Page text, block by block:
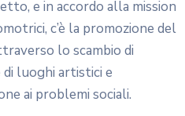
e in accordo alla mission
c’è la promozione del
lo scambio di
di luoghi artistici e
ai problemi sociali.